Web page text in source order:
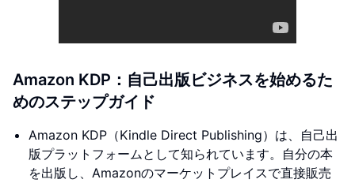
Amazon KDP：自己出版ビジネスを始めるた
めのステップガイド
Amazon KDP（Kindle Direct Publishing）は、自己出
版プラットフォームとして知られています。自分の本
を出版し、Amazonのマーケットプレイスで直接販売